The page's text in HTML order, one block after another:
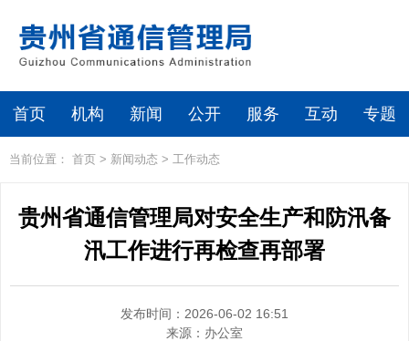
首页 机构 新闻 公开 服务 互动 专题
当前位置： 首页 > 新闻动态 > 工作动态
贵州省通信管理局对安全生产和防汛备
汛工作进行再检查再部署
发布时间：2026-06-02 16:51
来源： 办公室